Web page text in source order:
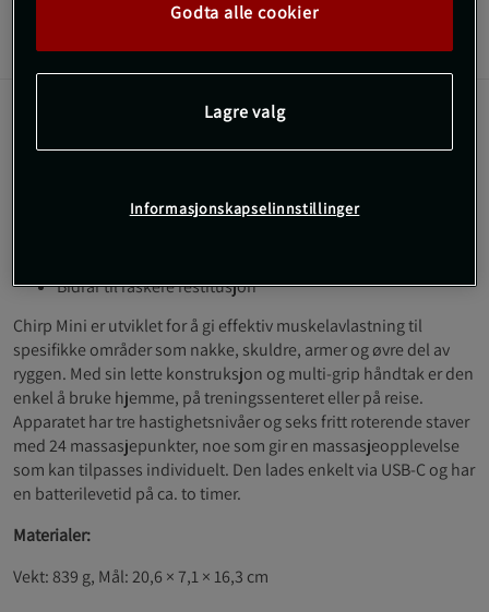
Informasjon Anmeldelser
Dette kompakte restitusjonsapparatet kombinerer
rullende massasje med slagterapi for å redusere
Kompakt og lett design
Bidrar til raskere restitusjon
Chirp Mini er utviklet for å gi effektiv muskelavlastning til
spesifikke områder som nakke, skuldre, armer og øvre del av
ryggen. Med sin lette konstruksjon og multi-grip håndtak er den
enkel å bruke hjemme, på treningssenteret eller på reise.
Apparatet har tre hastighetsnivåer og seks fritt roterende staver
med 24 massasjepunkter, noe som gir en massasjeopplevelse
som kan tilpasses individuelt. Den lades enkelt via USB-C og har
en batterilevetid på ca. to timer.
Materialer:
Vekt: 839 g, Mål: 20,6 × 7,1 × 16,3 cm
Godta alle cookier
Lagre valg
Informasjonskapselinnstillinger